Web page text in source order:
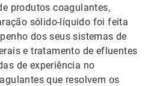
produtos coagulantes,
sólido-líquido foi feita
dos seus sistemas de
e tratamento de efluentes
de experiência no
que resolvem os